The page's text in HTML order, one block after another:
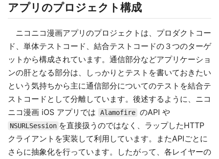
アプリのプロジェクト構成
ニコニコ漫画アプリのプロジェクトは、プロダクトコー
ド、単体テストコード、結合テストコードの３つのターゲ
ットから構成されています。通信部分などアプリケーショ
ンの肝となる部分は、しっかりとテストを書いておきたい
という気持ちから主に通信部分についてのテストを結合テ
ストコードとして分離しています。後述するように、ニコ
ニコ漫画 iOS アプリでは
Alamofire のAPI や
NSURLSession を直接扱うのではなく、ラップしたHTTP
クライアントを実装して利用しています。またAPIごとに
さらに抽象化を行っています。したがって、各レイヤーの